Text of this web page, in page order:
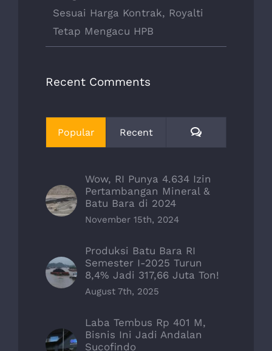
Sesuai Harga Kontrak, Royalti
Tetap Mengacu HPB
Recent Comments
Popular Recent Comments
Wow, RI Punya 4.634 Izin
Pertambangan Mineral &
Batu Bara di 2024
November 15th, 2024
Produksi Batu Bara RI
Semester I-2025 Turun
8,4% Jadi 317,66 Juta Ton!
August 7th, 2025
Laba Tembus Rp 401 M,
Bisnis Ini Jadi Andalan
Sucofindo